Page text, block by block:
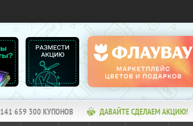
141 659 300КУПОНОВ ДАВАЙТЕ СДЕЛАЕМ АКЦИЮ!